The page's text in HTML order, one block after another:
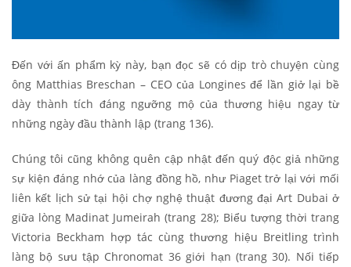
Đến với ấn phẩm kỳ này, bạn đọc sẽ có dịp trò chuyện cùng
ông Matthias Breschan – CEO của Longines để lần giở lại bề
dày thành tích đáng ngưỡng mộ của thương hiệu ngay từ
những ngày đầu thành lập (trang 136).
Chúng tôi cũng không quên cập nhật đến quý độc giả những
sự kiện đáng nhớ của làng đồng hồ, như Piaget trở lại với mối
liên kết lịch sử tại hội chợ nghệ thuật đương đại Art Dubai ở
giữa lòng Madinat Jumeirah (trang 28); Biểu tượng thời trang
Victoria Beckham hợp tác cùng thương hiệu Breitling trình
làng bộ sưu tập Chronomat 36 giới hạn (trang 30). Nối tiếp